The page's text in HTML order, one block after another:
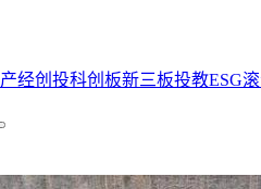
产经创投科创板新三板投教ESG